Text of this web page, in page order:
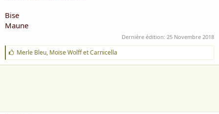
Bise
Maune
Dernière édition: 25 Novembre 2018
J
'
a
Merle Bleu, Moïse WolffetCarnicella